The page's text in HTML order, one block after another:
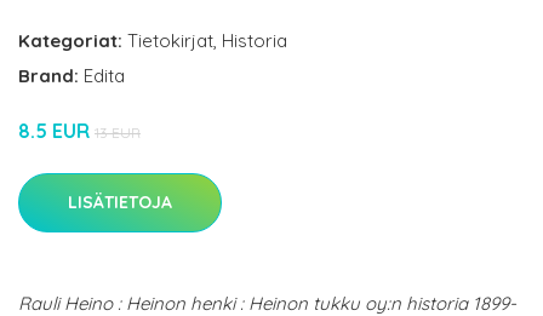
Kategoriat: Tietokirjat, Historia
Brand: Edita
8.5 EUR 13 EUR
LISÄTIETOJA
Rauli Heino : Heinon henki : Heinon tukku oy:n historia 1899-